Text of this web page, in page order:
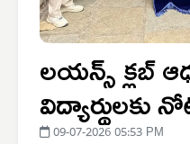
లయన్స్ క్లబ్
విద్యార్థులకు
09-07-2026 05:53 PM